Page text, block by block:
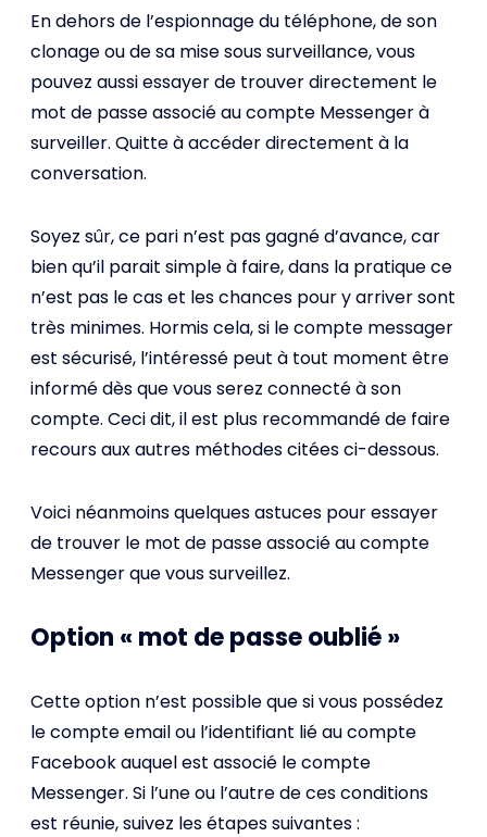
En dehors de l’espionnage du téléphone, de son
clonage ou de sa mise sous surveillance, vous
pouvez aussi essayer de trouver directement le
mot de passe associé au compte Messenger à
surveiller. Quitte à accéder directement à la
conversation.
Soyez sûr, ce pari n’est pas gagné d’avance, car
bien qu’il parait simple à faire, dans la pratique ce
n’est pas le cas et les chances pour y arriver sont
très minimes. Hormis cela, si le compte messager
est sécurisé, l’intéressé peut à tout moment être
informé dès que vous serez connecté à son
compte. Ceci dit, il est plus recommandé de faire
recours aux autres méthodes citées ci-dessous.
Voici néanmoins quelques astuces pour essayer
de trouver le mot de passe associé au compte
Messenger que vous surveillez.
Option « mot de passe oublié »
Cette option n’est possible que si vous possédez
le compte email ou l’identifiant lié au compte
Facebook auquel est associé le compte
Messenger. Si l’une ou l’autre de ces conditions
est réunie, suivez les étapes suivantes :